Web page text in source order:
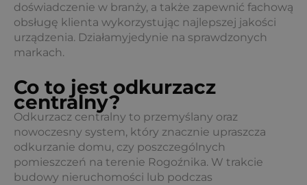
doświadczenie w branży, a także zapewnić fachową
obsługę klienta wykorzystując najlepszej jakości
urządzenia. Działamyjedynie na sprawdzonych
markach.
Co to jest odkurzacz
centralny?
Odkurzacz centralny to przemyślany oraz
nowoczesny system, który znacznie upraszcza
odkurzanie domu, czy poszczególnych
pomieszczeń na terenie Rogoźnika. W trakcie
budowy nieruchomości lub podczas